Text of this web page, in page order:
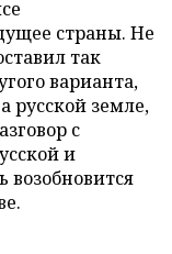
страны. Не
так
варианта,
русской земле,
с
и
возобновится